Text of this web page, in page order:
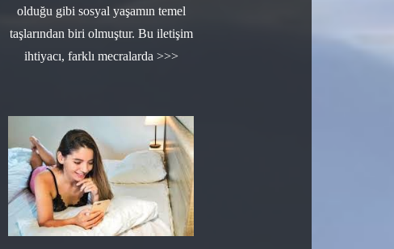
olduğu gibi sosyal yaşamın temel
taşlarından biri olmuştur. Bu iletişim
ihtiyacı, farklı mecralarda >>>